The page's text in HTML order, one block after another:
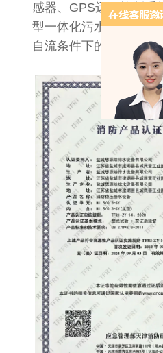
感器、GPS远程控制系
型一体化污水提升中转
自流条件下的排灌、供